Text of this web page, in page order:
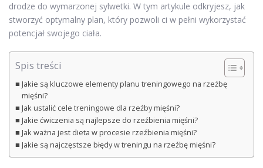
drodze do wymarzonej sylwetki. W tym artykule odkryjesz, jak
stworzyć optymalny plan, który pozwoli ci w pełni wykorzystać
potencjał swojego ciała.
Spis treści
Jakie są kluczowe elementy planu treningowego na rzeźbę
mięśni?
Jak ustalić cele treningowe dla rzeźby mięśni?
Jakie ćwiczenia są najlepsze do rzeźbienia mięśni?
Jak ważna jest dieta w procesie rzeźbienia mięśni?
Jakie są najczęstsze błędy w treningu na rzeźbę mięśni?